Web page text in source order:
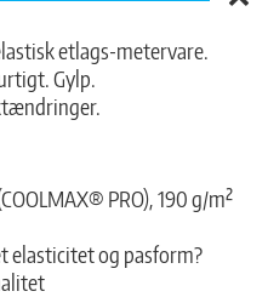
etlags-metervare.
Gylp.
PRO), 190 g/m²
elasticitet og pasform?